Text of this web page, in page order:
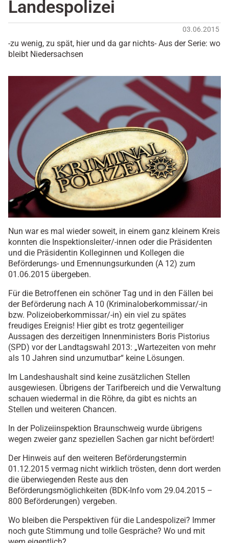
Landespolizei
03.06.2015
-zu wenig, zu spät, hier und da gar nichts- Aus der Serie: wo
bleibt Niedersachsen
Nun war es mal wieder soweit, in einem ganz kleinem Kreis
konnten die Inspektionsleiter/-innen oder die Präsidenten
und die Präsidentin Kolleginnen und Kollegen die
Beförderungs- und Ernennungsurkunden (A 12) zum
01.06.2015 übergeben.
Für die Betroffenen ein schöner Tag und in den Fällen bei
der Beförderung nach A 10 (Kriminaloberkommissar/-in
bzw. Polizeioberkommissar/-in) ein viel zu spätes
freudiges Ereignis! Hier gibt es trotz gegenteiliger
Aussagen des derzeitigen Innenministers Boris Pistorius
(SPD) vor der Landtagswahl 2013: „Wartezeiten von mehr
als 10 Jahren sind unzumutbar“ keine Lösungen.
Im Landeshaushalt sind keine zusätzlichen Stellen
ausgewiesen. Übrigens der Tarifbereich und die Verwaltung
schauen wiedermal in die Röhre, da gibt es nichts an
Stellen und weiteren Chancen.
In der Polizeiinspektion Braunschweig wurde übrigens
wegen zweier ganz speziellen Sachen gar nicht befördert!
Der Hinweis auf den weiteren Beförderungstermin
01.12.2015 vermag nicht wirklich trösten, denn dort werden
die überwiegenden Reste aus den
Beförderungsmöglichkeiten (BDK-Info vom 29.04.2015 –
800 Beförderungen) vergeben.
Wo bleiben die Perspektiven für die Landespolizei? Immer
noch gute Stimmung und tolle Gespräche? Wo und mit